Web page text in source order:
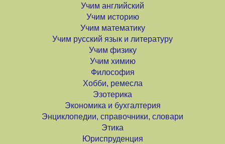
Учим английский
Учим историю
Учим математику
Учим русский язык и литературу
Учим физику
Учим химию
Философия
Хобби, ремесла
Эзотерика
Экономика и бухгалтерия
Энциклопедии, справочники, словари
Этика
Юриспруденция